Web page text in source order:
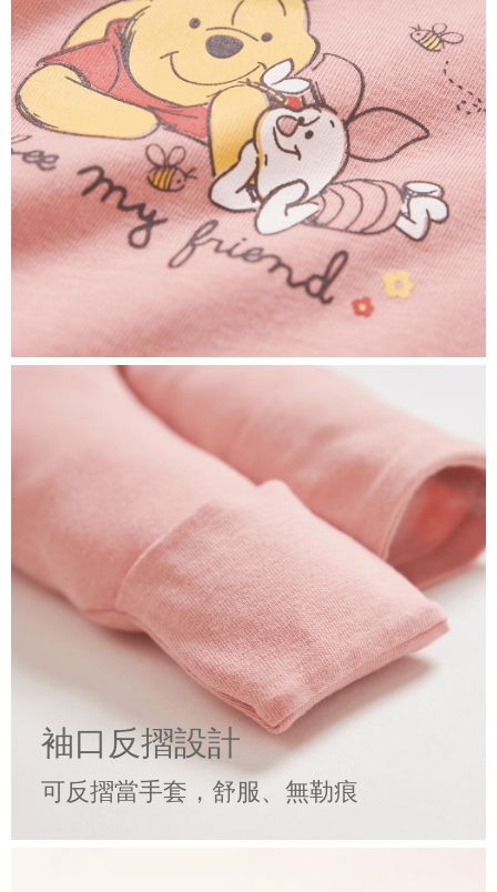
袖口反摺設計
可反摺當手套，舒服、無勒痕